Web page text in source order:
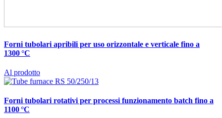
Forni tubolari apribili per uso orizzontale e verticale fino a
1300 °C
Al prodotto
Forni tubolari rotativi per processi funzionamento batch fino a
1100 °C